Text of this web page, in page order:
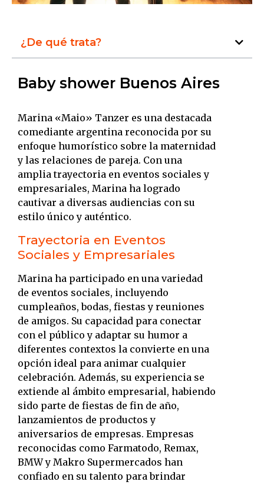
¿De qué trata?
Baby shower Buenos Aires
Marina «Maio» Tanzer es una destacada
comediante argentina reconocida por su
enfoque humorístico sobre la maternidad
y las relaciones de pareja. Con una
amplia trayectoria en eventos sociales y
empresariales, Marina ha logrado
cautivar a diversas audiencias con su
estilo único y auténtico.
Trayectoria en Eventos
Sociales y Empresariales
Marina ha participado en una variedad
de eventos sociales, incluyendo
cumpleaños, bodas, fiestas y reuniones
de amigos. Su capacidad para conectar
con el público y adaptar su humor a
diferentes contextos la convierte en una
opción ideal para animar cualquier
celebración. Además, su experiencia se
extiende al ámbito empresarial, habiendo
sido parte de fiestas de fin de año,
lanzamientos de productos y
aniversarios de empresas. Empresas
reconocidas como Farmatodo, Remax,
BMW y Makro Supermercados han
confiado en su talento para brindar